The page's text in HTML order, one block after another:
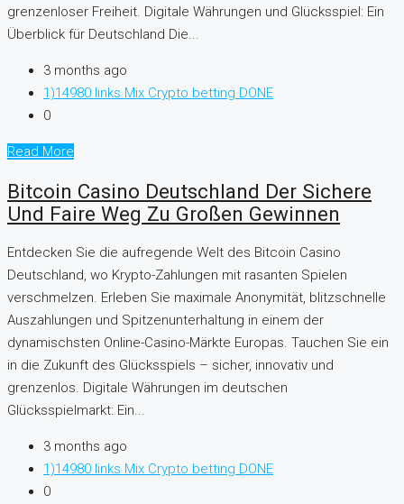
grenzenloser Freiheit. Digitale Währungen und Glücksspiel: Ein
Überblick für Deutschland Die...
3 months ago
1)14980 links Mix Crypto betting DONE
0
Read More
Bitcoin Casino Deutschland Der Sichere
Und Faire Weg Zu Großen Gewinnen
Entdecken Sie die aufregende Welt des Bitcoin Casino
Deutschland, wo Krypto-Zahlungen mit rasanten Spielen
verschmelzen. Erleben Sie maximale Anonymität, blitzschnelle
Auszahlungen und Spitzenunterhaltung in einem der
dynamischsten Online-Casino-Märkte Europas. Tauchen Sie ein
in die Zukunft des Glücksspiels – sicher, innovativ und
grenzenlos. Digitale Währungen im deutschen
Glücksspielmarkt: Ein...
3 months ago
1)14980 links Mix Crypto betting DONE
0